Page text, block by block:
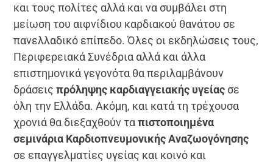
και τους πολίτες αλλά και να συμβάλει στη
μείωση του αιφνίδιου καρδιακού θανάτου σε
πανελλαδικό επίπεδο. Όλες οι εκδηλώσεις τους,
Περιφερειακά Συνέδρια αλλά και άλλα
επιστημονικά γεγονότα θα περιλαμβάνουν
δράσειςπρόληψης καρδιαγγειακής υγείας σε
όλη την Ελλάδα. Ακόμη, και κατά τη τρέχουσα
χρονιά θα διεξαχθούν ταπιστοποιημένα
σεμινάρια Καρδιοπνευμονικής Αναζωογόνησης
σε επαγγελματίες υγείας και κοινό και